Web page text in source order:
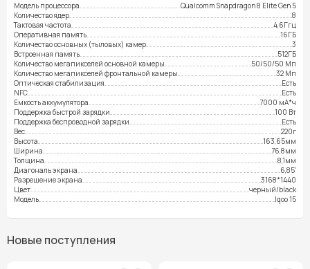
Модель процессора
Qualcomm Snapdragon 8 Elite Gen 5
Количество ядер
8
Тактовая частота
4,6Ггц
Оперативная память
16ГБ
Количество основных (тыловых) камер
3
Встроенная память
512ГБ
Количество мегапикселей основной камеры
50/50/50 Мп
Количество мегапикселей фронтальной камеры
32 Мп
Оптическая стабилизация
Есть
NFC
Есть
Емкость аккумулятора
7000 мА*ч
Поддержка быстрой зарядки
100 Вт
Поддержка беспроводной зарядки
Есть
Вес
220г
Высота
163,65мм
Ширина
76,8мм
Толщина
8,1мм
Диагональ экрана
6,85'
Разрешение экрана
3168*1440
Цвет
черный/black
Модель
Iqoo 15
Новые поступления